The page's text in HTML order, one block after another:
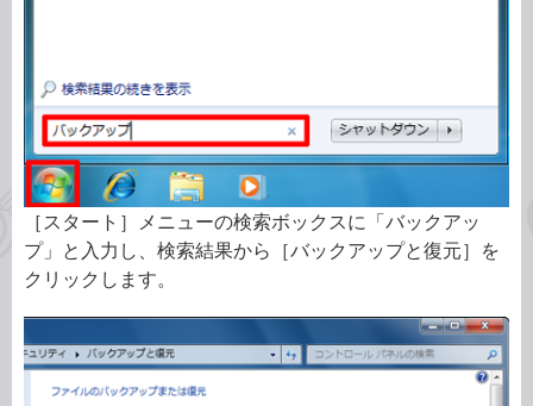
［スタート］メニューの検索ボックスに「バックアッ
プ」と入力し、検索結果から［バックアップと復元］を
クリックします。